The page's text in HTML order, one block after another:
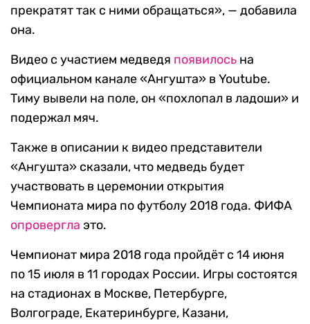
прекратят так с ними обращаться», — добавила
она.
Видео с участием медведя появилось на
официальном канале «Ангушта» в Youtube.
Тиму вывели на поле, он «похлопал в ладоши» и
подержал мяч.
Также в описании к видео представители
«Ангушта» сказали, что медведь будет
участвовать в церемонии открытия
Чемпионата мира по футболу 2018 года. ФИФА
опровергла это.
Чемпионат мира 2018 года пройдёт с 14 июня
по 15 июля в 11 городах России. Игры состоятся
на стадионах в Москве, Петербурге,
Волгограде, Екатеринбурге, Казани,